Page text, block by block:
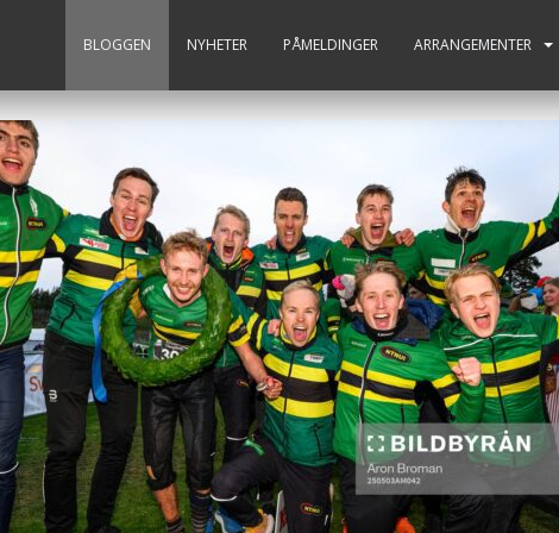
BLOGGEN NYHETER PÅMELDINGER ARRANGEMENTER